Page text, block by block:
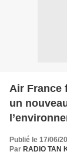
Air France
un
Publié le 17/06/
Par RADIO TAN